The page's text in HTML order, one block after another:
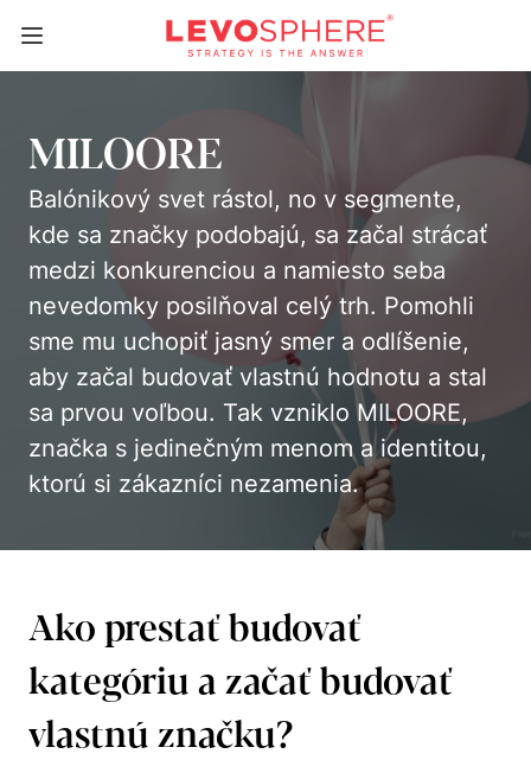
MILOORE
Balónikový svet rástol, no v segmente,
kde sa značky podobajú, sa začal strácať
medzi konkurenciou a namiesto seba
nevedomky posilňoval celý trh. Pomohli
sme mu uchopiť jasný smer a odlíšenie,
aby začal budovať vlastnú hodnotu a stal
sa prvou voľbou. Tak vzniklo MILOORE,
značka s jedinečným menom a identitou,
ktorú si zákazníci nezamenia.
Ako prestať budovať
kategóriu a začať budovať
vlastnú značku?